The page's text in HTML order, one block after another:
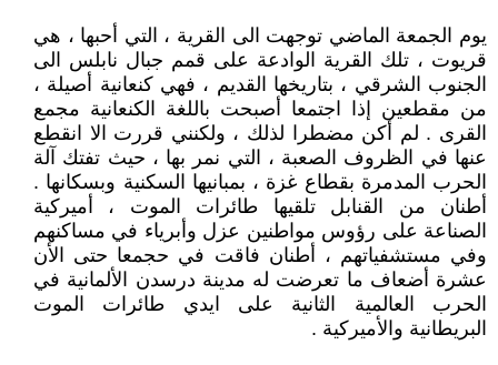
يوم الجمعة الماضي توجهت الى القرية ، التي أحبها ، هي
قريوت ، تلك القرية الوادعة على قمم جبال نابلس الى
الجنوب الشرقي ، بتاريخها القديم ، فهي كنعانية أصيلة ،
من مقطعين إذا اجتمعا أصبحت باللغة الكنعانية مجمع
القرى . لم أكن مضطرا لذلك ، ولكنني قررت الا انقطع
عنها في الظروف الصعبة ، التي نمر بها ، حيث تفتك آلة
الحرب المدمرة بقطاع غزة ، بمبانيها السكنية وبسكانها .
أطنان من القنابل تلقيها طائرات الموت ، أميركية
الصناعة على رؤوس مواطنين عزل وأبرياء في مساكنهم
وفي مستشفياتهم ، أطنان فاقت في حجمعا حتى الأن
عشرة أضعاف ما تعرضت له مدينة درسدن الألمانية في
الحرب العالمية الثانية على ايدي طائرات الموت
البريطانية والأميركية .